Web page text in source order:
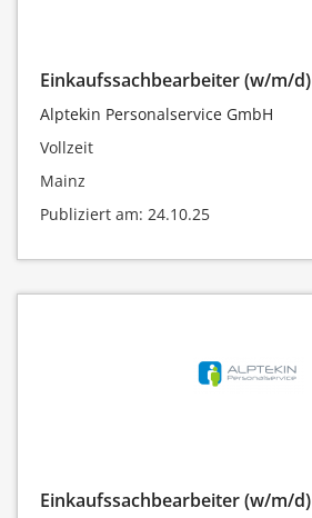
Einkaufssachbearbeiter (w/m/d)
Alptekin Personalservice GmbH
Vollzeit
Mainz
Publiziert am: 24.10.25
Einkaufssachbearbeiter (w/m/d)